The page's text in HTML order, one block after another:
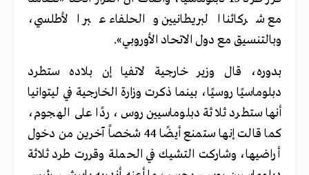
مع شركائنا البريطانيين والحلفاء عبر الأطلسي،
وبالتنسيق مع دول الاتحاد الأوروبي».
بدوره، قال وزير خارجية لاتفيا إن بلاده ستطرد
دبلوماسيًا روسيًا، بينما ذكرت وزارة الخارجية في ليتوانيا
أنها ستطرد ثلاثة دبلوماسيين روس، ردًا على الهجوم،
كما قالت إنها ستمنع أيضًا 44 شخصاً آخرين من دخول
أراضيها، وشاركت التشيك في الحملة وقررت طرد ثلاثة